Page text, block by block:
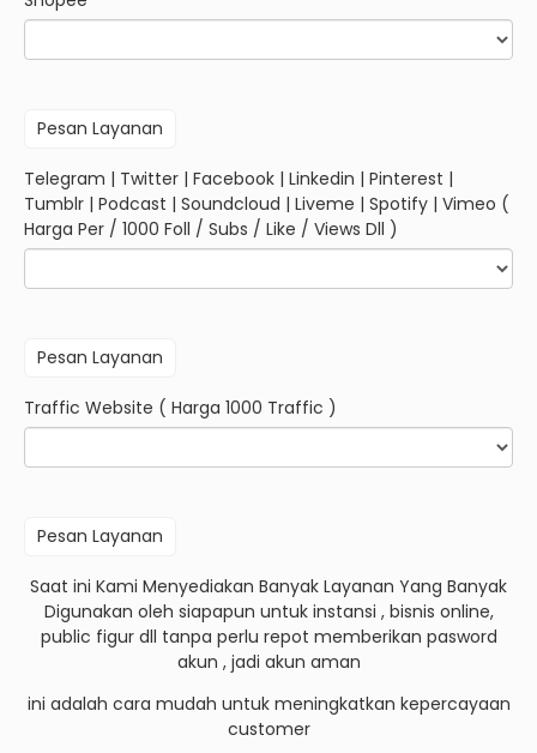
Telegram | Twitter | Facebook | Linkedin | Pinterest |
Tumblr | Podcast | Soundcloud | Liveme | Spotify | Vimeo (
Harga Per / 1000 Foll / Subs / Like / Views Dll )
Traffic Website ( Harga 1000 Traffic )
Saat ini Kami Menyediakan Banyak Layanan Yang Banyak
Digunakan oleh siapapun untuk instansi , bisnis online,
public figur dll tanpa perlu repot memberikan pasword
akun , jadi akun aman
ini adalah cara mudah untuk meningkatkan kepercayaan
customer